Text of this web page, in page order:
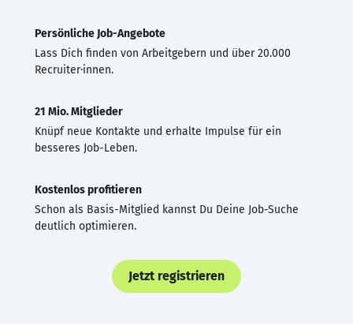
Persönliche Job-Angebote
Lass Dich finden von Arbeitgebern und über 20.000
Recruiter·innen.
21 Mio. Mitglieder
Knüpf neue Kontakte und erhalte Impulse für ein
besseres Job-Leben.
Kostenlos profitieren
Schon als Basis-Mitglied kannst Du Deine Job-Suche
deutlich optimieren.
Jetzt registrieren